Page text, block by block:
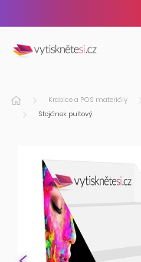
Krabice a POS materiály
Stojánek pultový